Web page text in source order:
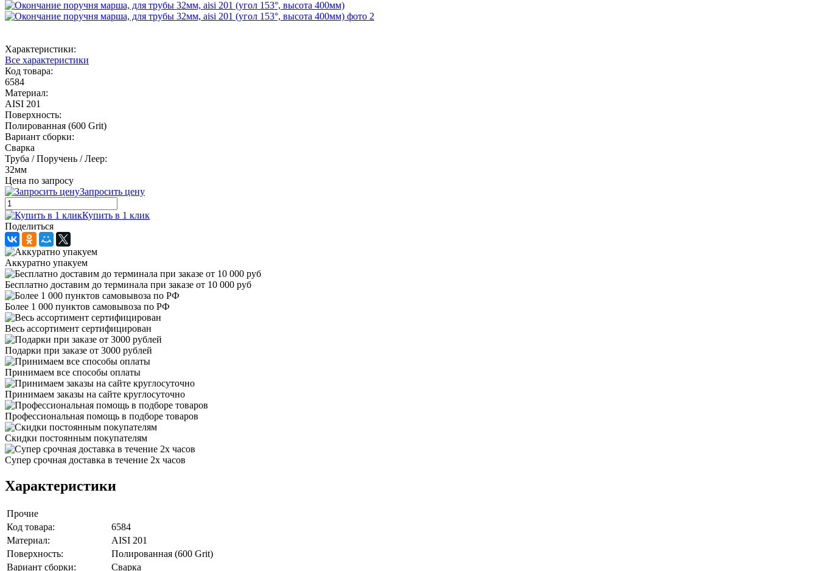
Характеристики:
Все характеристики
Код товара:
6584
Материал:
AISI 201
Поверхность:
Полированная (600 Grit)
Вариант сборки:
Сварка
Труба / Поручень / Леер:
32мм
Цена по запросу
Запросить цену
Купить в 1 клик
Поделиться
Аккуратно упакуем
Бесплатно доставим до терминала при заказе от 10 000 руб
Более 1 000 пунктов самовывоза по РФ
Весь ассортимент сертифицирован
Подарки при заказе от 3000 рублей
Принимаем все способы оплаты
Принимаем заказы на сайте круглосуточно
Профессиональная помощь в подборе товаров
Скидки постоянным покупателям
Супер срочная доставка в течение 2х часов
Характеристики
Прочие
Код товара:
6584
Материал:
AISI 201
Поверхность:
Полированная (600 Grit)
Вариант сборки:
Сварка